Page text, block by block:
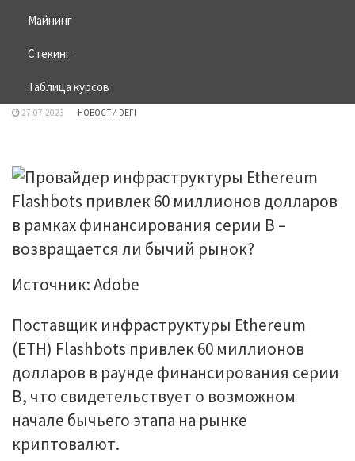
Майнинг
Стекинг
Таблица курсов
Ethereum Flashbots привлек 60
миллионов долларов в рамках
финансирования серии B –
возвращается ли бычий рынок?
27.07.2023 НОВОСТИ DEFI
Источник: Adobe
Поставщик инфраструктуры Ethereum
(ETH) Flashbots привлек 60 миллионов
долларов в раунде финансирования серии
B, что свидетельствует о возможном
начале бычьего этапа на рынке
криптовалют.